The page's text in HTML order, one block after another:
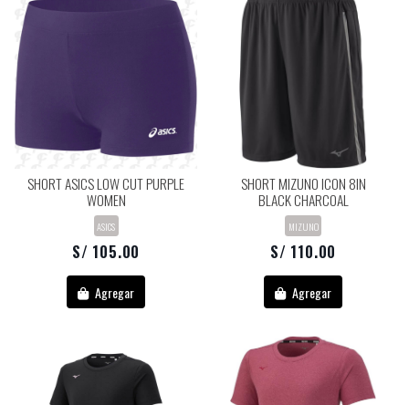
SHORT ASICS LOW CUT PURPLE
WOMEN
ASICS
S/ 105.00
Agregar
SHORT MIZUNO ICON 8IN
BLACK CHARCOAL
MIZUNO
S/ 110.00
Agregar